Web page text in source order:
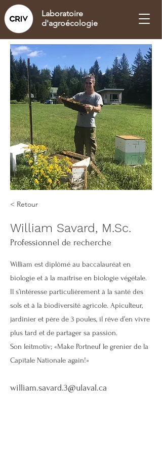
Laboratoire
d'agroécologie
< Retour
William Savard, M.Sc.
Professionnel de recherche
William est diplômé au baccalauréat en
biologie et à la maîtrise en biologie végétale.
Il s’intéresse particulièrement à la santé des
sols et à la biodiversité agricole. Apiculteur,
jardinier et père de 3 poules, il rêve d’en vivre
plus tard et de partager sa passion.
Son leitmotiv; «Make Portneuf le grenier de la
Capitale Nationale again!»
william.savard.3@ulaval.ca